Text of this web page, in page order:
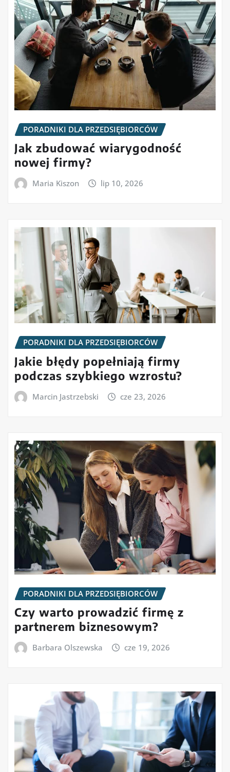
PORADNIKI DLA PRZEDSIĘBIORCÓW
Jak zbudować wiarygodność
nowej firmy?
Maria Kiszon lip 10, 2026
PORADNIKI DLA PRZEDSIĘBIORCÓW
Jakie błędy popełniają firmy
podczas szybkiego wzrostu?
Marcin Jastrzebski cze 23, 2026
PORADNIKI DLA PRZEDSIĘBIORCÓW
Czy warto prowadzić firmę z
partnerem biznesowym?
Barbara Olszewska cze 19, 2026